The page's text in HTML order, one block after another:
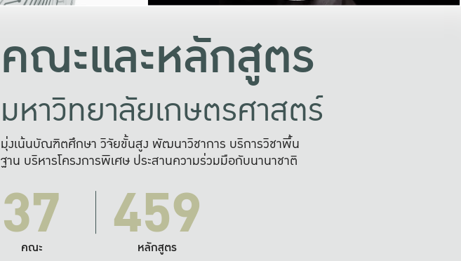
คณะและหลักสูตร
มหาวิทยาลัยเกษตรศาสตร์
มุ่งเน้นบัณฑิตศึกษา วิจัยขั้นสูง พัฒนาวิชาการ บริการวิชาพื้น
ฐาน บริหารโครงการพิเศษ ประสานความร่วมมือกับนานาชาติ
37
คณะ 459
หลักสูตร